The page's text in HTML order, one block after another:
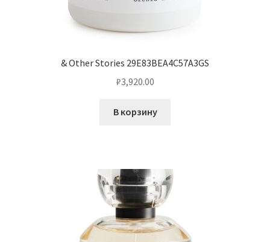
& Other Stories 29E83BEA4C57A3GS
₽3,920.00
В корзину